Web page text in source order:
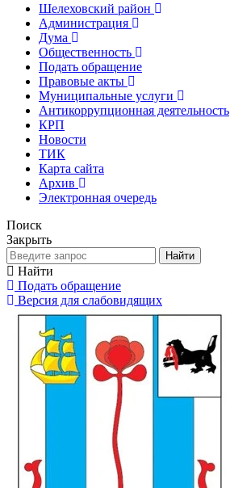
Шелеховский район
Администрация
Дума
Общественность
Подать обращение
Правовые акты
Муниципальные услуги
Антикоррупционная деятельность
КРП
Новости
ТИК
Карта сайта
Архив
Электронная очередь
Поиск
Закрыть
Найти
Найти
Подать обращение
Версия для слабовидящих